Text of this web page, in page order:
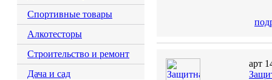
Спортивные товары
Алкотесторы
Строительство и ремонт
Дача и сад
арт